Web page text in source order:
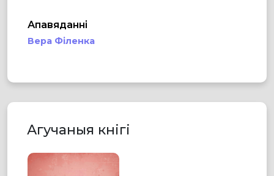
Апавяданні
Вера Філенка
Агучаныя кнігі